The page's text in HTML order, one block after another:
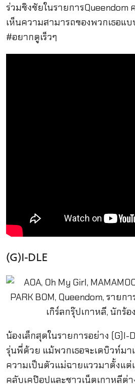
ร่วมชิงชัยในรายการQueendom
เห็นความสามารถของพวกเธอแ
#อยากดูเร็วๆ
(G)I-DLE
น้องเล็กสุดในรายการอย่าง (G)I-
รุ่นพี่ด้วย แม้พวกเธอจะเดบิวท์มา
ความเป็นตัวแม่ฉายแววมาตั้งแ
คลับเคป๊อปและชาวเน็ตเกาหลีต่